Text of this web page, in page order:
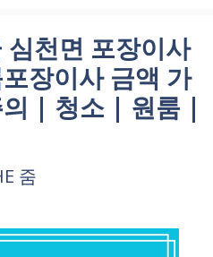
천면 포장이사
장이사 금액 가
| 청소 | 원룸 |
줌